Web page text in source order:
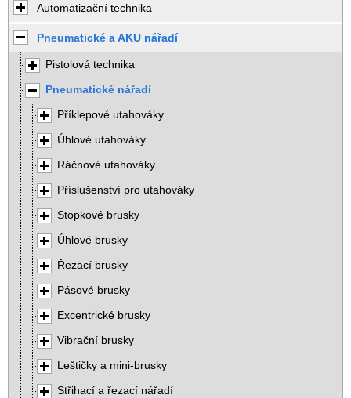
Automatizační technika
Pneumatické a AKU nářadí
Pistolová technika
Pneumatické nářadí
Příklepové utahováky
Úhlové utahováky
Ráčnové utahováky
Příslušenství pro utahováky
Stopkové brusky
Úhlové brusky
Řezací brusky
Pásové brusky
Excentrické brusky
Vibrační brusky
Leštičky a mini-brusky
Střihací a řezací nářadí